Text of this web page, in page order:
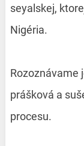
seyalskej,
Nigéria.
Rozoznávame
prášková a
procesu.